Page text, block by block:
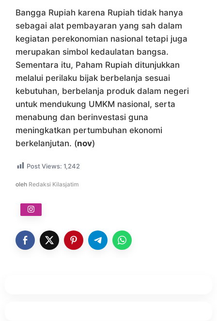
Bangga Rupiah karena Rupiah tidak hanya
sebagai alat pembayaran yang sah dalam
kegiatan perekonomian nasional tetapi juga
merupakan simbol kedaulatan bangsa.
Sementara itu, Paham Rupiah ditunjukkan
melalui perilaku bijak berbelanja sesuai
kebutuhan, berbelanja produk dalam negeri
untuk mendukung UMKM nasional, serta
menabung dan berinvestasi guna
meningkatkan pertumbuhan ekonomi
berkelanjutan. (nov)
Post Views: 1,242
oleh Redaksi Kilasjatim